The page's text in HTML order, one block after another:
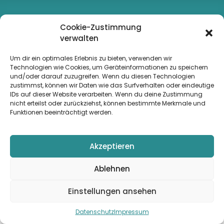
Cookie-Zustimmung
verwalten
Um dir ein optimales Erlebnis zu bieten, verwenden wir
Technologien wie Cookies, um Geräteinformationen zu speichern
und/oder darauf zuzugreifen. Wenn du diesen Technologien
zustimmst, können wir Daten wie das Surfverhalten oder eindeutige
IDs auf dieser Website verarbeiten. Wenn du deine Zustimmung
nicht erteilst oder zurückziehst, können bestimmte Merkmale und
Funktionen beeinträchtigt werden.
Akzeptieren
Ablehnen
Einstellungen ansehen
DatenschutzImpressum
Kontaktieren Sie uns
Bautenschutz e.K.
Haarbergstrasse 47
99097 Erfurt
Fax.: 0361-417 00 65
E-Mail:kontakt@rahnfeld-
online.de
Copyright © rahnfeld-online.de 2026
dh-creative-webdesign.de